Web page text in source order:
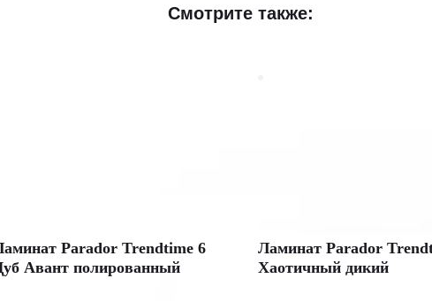
Смотрите также:
Parador Trendtime 6
Авант полированный
Ламинат Parador
Хаотичный дикий